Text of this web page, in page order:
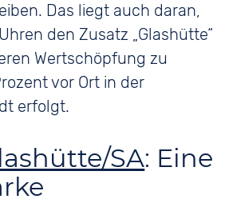
Das liegt auch daran,
den Zusatz „Glashütte“
Wertschöpfung zu
vor Ort in der
erfolgt.
SA: Eine